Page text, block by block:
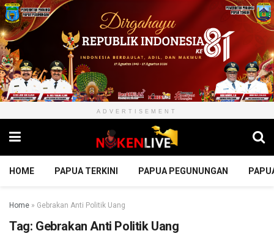
ADVERTISEMENT
HOME PAPUA TERKINI PAPUA PEGUNUNGAN
Home » Gebrakan Anti Politik Uang
Tag: Gebrakan Anti Politik Uang